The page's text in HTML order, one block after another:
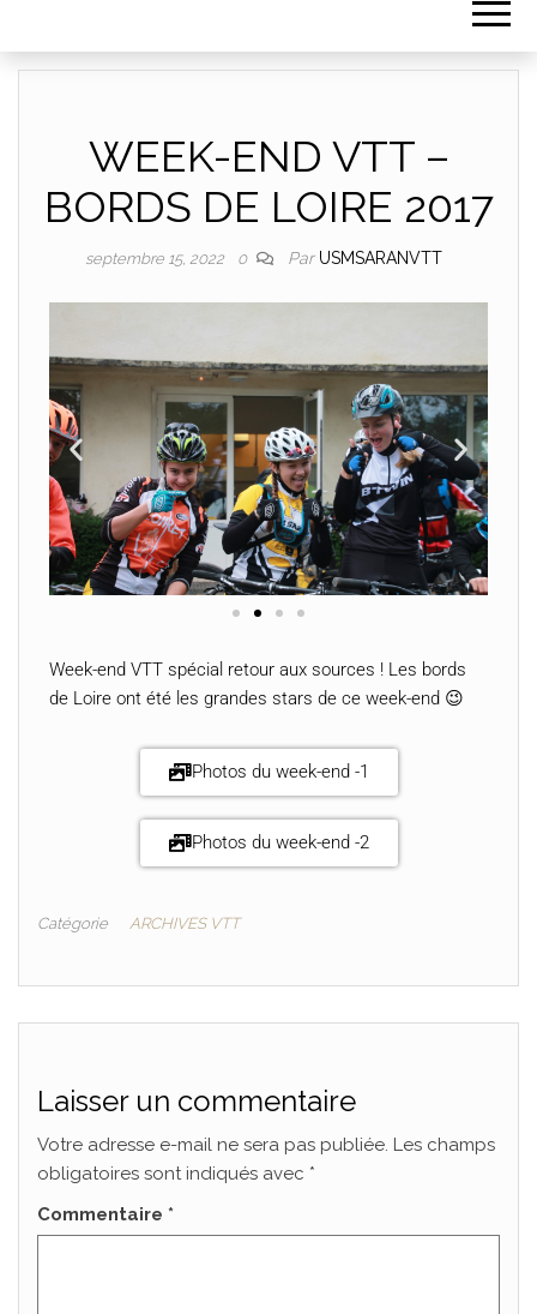
WEEK-END VTT –
BORDS DE LOIRE 2017
septembre 15, 2022 0 Par USMSARANVTT
Week-end VTT spécial retour aux sources ! Les bords
de Loire ont été les grandes stars de ce week-end 😉
Photos du week-end -1
Photos du week-end -2
Catégorie ARCHIVES VTT
Laisser un commentaire
Votre adresse e-mail ne sera pas publiée. Les champs
obligatoires sont indiqués avec *
Commentaire *